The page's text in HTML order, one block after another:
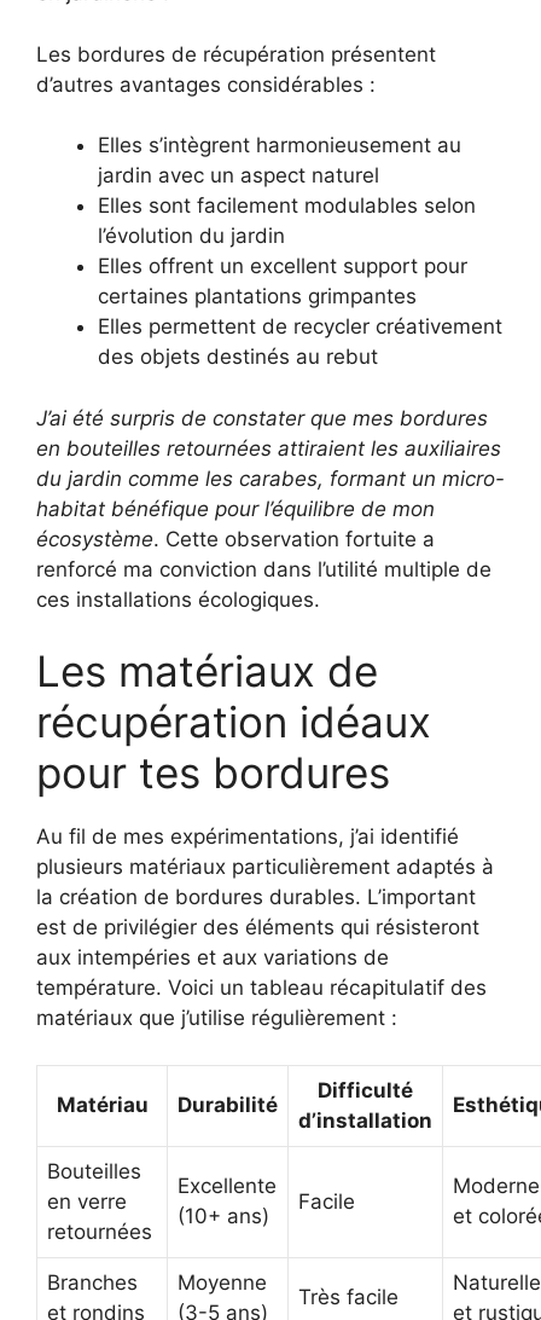
Les bordures de récupération présentent
d’autres avantages considérables :
Elles s’intègrent harmonieusement au
jardin avec un aspect naturel
Elles sont facilement modulables selon
l’évolution du jardin
Elles offrent un excellent support pour
certaines plantations grimpantes
Elles permettent de recycler créativement
des objets destinés au rebut
J’ai été surpris de constater que mes bordures
en bouteilles retournées attiraient les auxiliaires
du jardin comme les carabes, formant un micro-
habitat bénéfique pour l’équilibre de mon
écosystème. Cette observation fortuite a
renforcé ma conviction dans l’utilité multiple de
ces installations écologiques.
Les matériaux de
récupération idéaux
pour tes bordures
Au fil de mes expérimentations, j’ai identifié
plusieurs matériaux particulièrement adaptés à
la création de bordures durables. L’important
est de privilégier des éléments qui résisteront
aux intempéries et aux variations de
température. Voici un tableau récapitulatif des
matériaux que j’utilise régulièrement :
Matériau Durabilité
Difficulté
d’installation
Bouteilles
en verre
retournées
Excellente
(10+ ans)
Facile
Moderne
et
Branches
et rondins
Moyenne
(3-5 ans)
Très facile
Naturelle
et